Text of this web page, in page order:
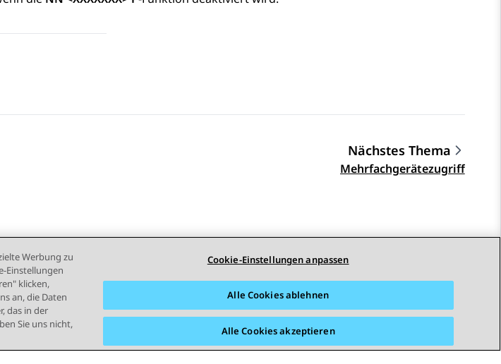
Nächstes Thema
Mehrfachgerätezugriff
Werbung zu
Einstellungen
klicken,
an, die Daten
das in der
Sie uns nicht,
Cookie-Einstellungen anpassen
Alle Cookies ablehnen
Alle Cookies akzeptieren